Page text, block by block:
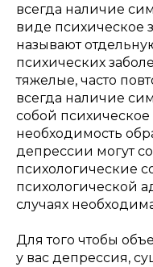
всегда наличие
виде психическое
называют
психических
тяжелые, часто
всегда наличие
собой психическое
необходимость
депрессии могут
психологические
психологической
случаях
Для того чтобы
у вас депрессия,